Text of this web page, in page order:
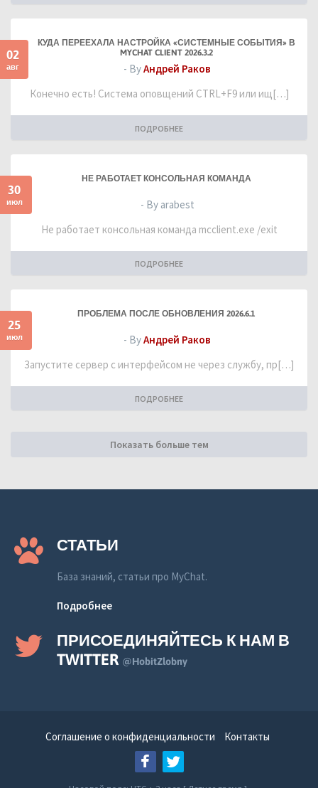
02
авг
КУДА ПЕРЕЕХАЛА НАСТРОЙКА «СИСТЕМНЫЕ СОБЫТИЯ» В
MYCHAT CLIENT 2026.3.2
- ByАндрей Раков
Конечно есть! Система оповщений CTRL+F9 или ищ[…]
ПОДРОБНЕЕ
30
июл
НЕ РАБОТАЕТ КОНСОЛЬНАЯ КОМАНДА
- By arabest
Не работает консольная команда mcclient.exe /exit
ПОДРОБНЕЕ
25
июл
ПРОБЛЕМА ПОСЛЕ ОБНОВЛЕНИЯ 2026.6.1
- ByАндрей Раков
Запустите сервер с интерфейсом не через службу, пр[…]
ПОДРОБНЕЕ
Показать больше тем
СТАТЬИ
База знаний, статьи про MyChat.
Подробнее
ПРИСОЕДИНЯЙТЕСЬ К НАМ В
TWITTER @HobitZlobny
Соглашение о конфиденциальности Контакты